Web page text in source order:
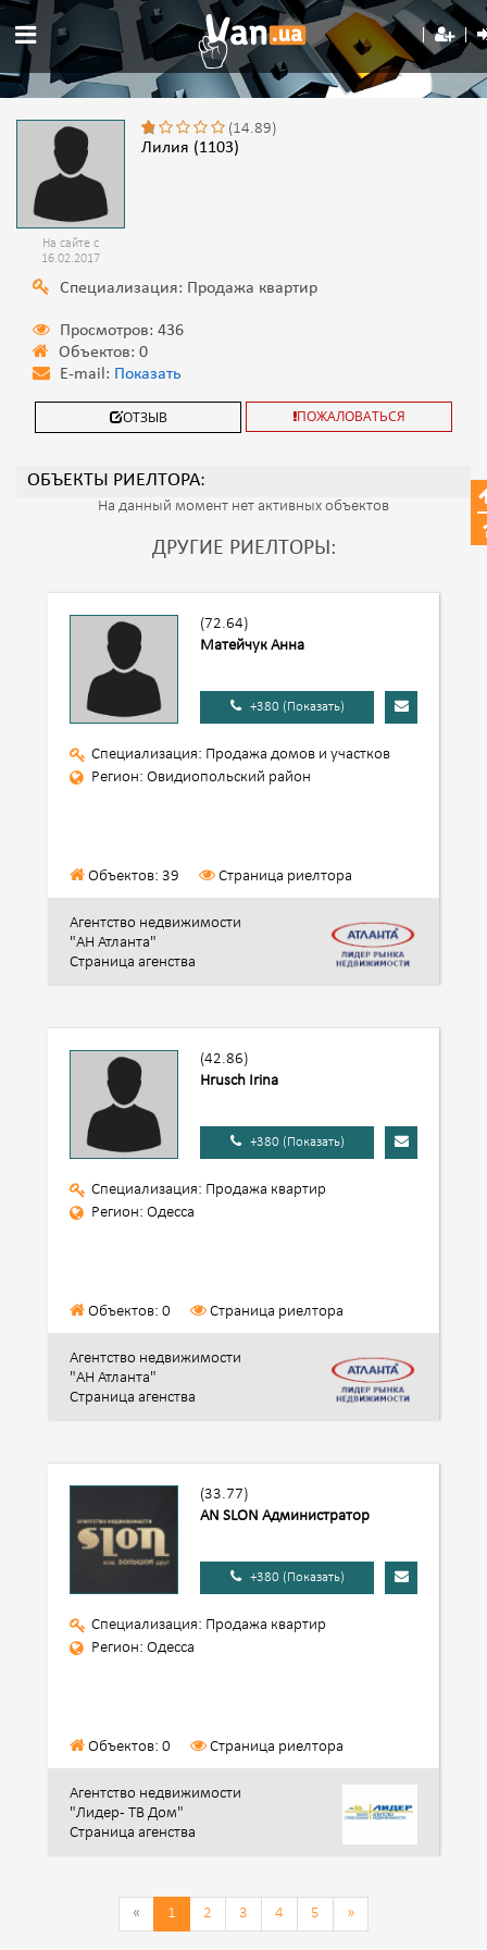
На сайте с
16.02.2017
(14.89)
Лилия (1103)
Специализация: Продажа квартир
Просмотров: 436
Объектов: 0
E-mail: Показать
ОТЗЫВ ПОЖАЛОВАТЬСЯ
ОБЪЕКТЫ РИЕЛТОРА:
На данный момент нет активных объектов
ДРУГИЕ РИЕЛТОРЫ:
(72.64)
Матейчук Анна
+380 (Показать)
Специализация: Продажа домов и участков
Регион: Овидиопольский район
Объектов: 39 Страница риелтора
Агентство недвижимости
"АН Атланта"
Страница агенства
(42.86)
Hrusch Irina
+380 (Показать)
Специализация: Продажа квартир
Регион: Одесса
Объектов: 0 Страница риелтора
Агентство недвижимости
"АН Атланта"
Страница агенства
(33.77)
AN SLON Администратор
+380 (Показать)
Специализация: Продажа квартир
Регион: Одесса
Объектов: 0 Страница риелтора
Агентство недвижимости
"Лидер - ТВ Дом"
Страница агенства
« 1 2 3 4 5 »